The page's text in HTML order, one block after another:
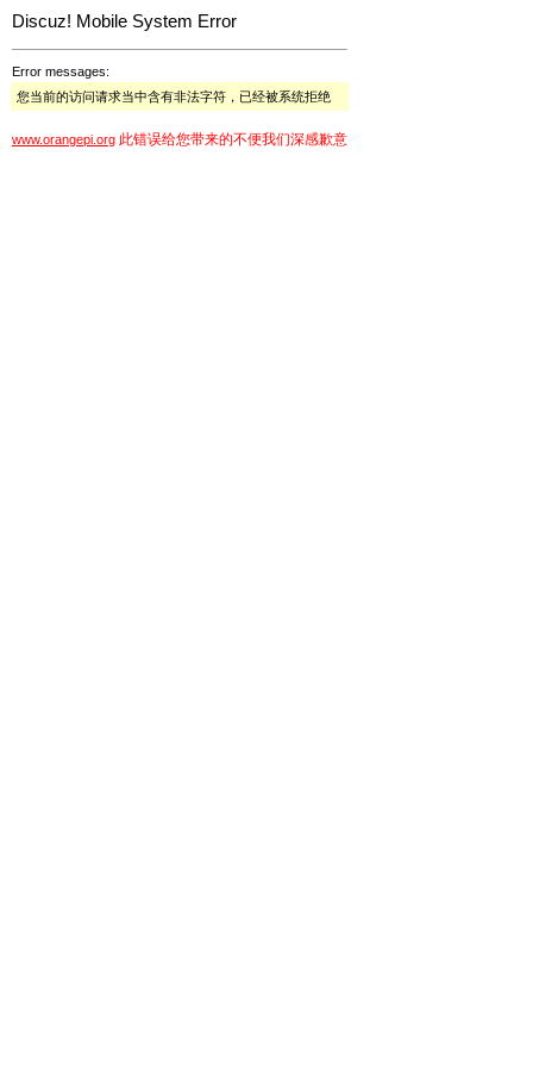
Discuz! Mobile System Error
Error messages:
您当前的访问请求当中含有非法字符，已经被系统拒绝
www.orangepi.org 此错误给您带来的不便我们深感歉意